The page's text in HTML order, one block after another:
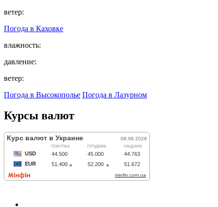
ветер:
Погода в Каховке
влажность:
давление:
ветер:
Погода в Высокополье Погода в Лазурном
Курсы валют